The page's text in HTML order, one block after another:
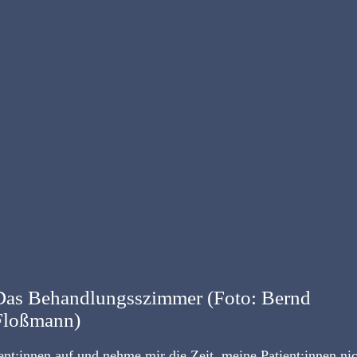
Behandlungsszimmer (Foto: Bernd